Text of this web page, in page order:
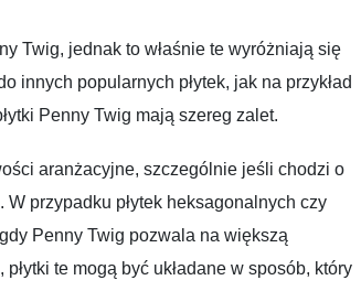
Twig, jednak to właśnie te wyróżniają się
innych popularnych płytek, jak na przykład
Penny Twig mają szereg zalet.
aranżacyjne, szczególnie jeśli chodzi o
przypadku płytek heksagonalnych czy
Penny Twig pozwala na większą
te mogą być układane w sposób, który